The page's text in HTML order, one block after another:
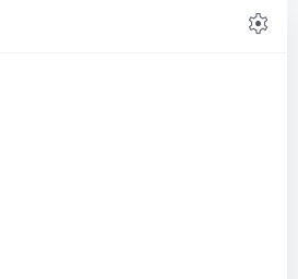
settings